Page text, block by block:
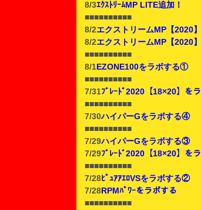
8/3ｴｸｽﾄﾘｰﾑMP LITE追加！
■■■■■■■■■■
8/2エクストリームMP【2020
8/2エクストリームMP【2020】
■■■■■■■■■■
8/1 EZONE100をラボする①
■■■■■■■■■■
7/31ﾌﾞﾚｰﾄﾞ2020【18×20】を
■■■■■■■■■■
7/30ハイパーGをラボする④
■■■■■■■■■■
7/29ハイパーGをラボする③
7/29ﾌﾞﾚｰﾄﾞ2020【18×20】を
■■■■■■■■■■
7/28 ﾋﾟｭｱｱｴﾛVSをラボする②
7/28 RPMﾊﾟﾜｰをラボする
■■■■■■■■■■